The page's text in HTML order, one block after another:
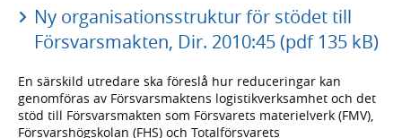
Ny organisationsstruktur för stödet till
Försvarsmakten, Dir. 2010:45 (pdf 135 kB)
En särskild utredare ska föreslå hur reduceringar kan
genomföras av Försvarsmaktens logistikverksamhet och det
stöd till Försvarsmakten som Försvarets materielverk (FMV),
Försvarshögskolan (FHS) och Totalförsvarets